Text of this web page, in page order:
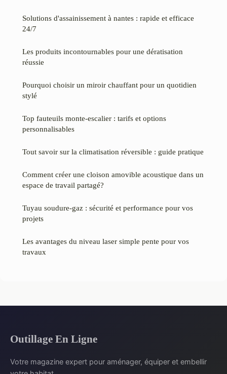
Solutions d'assainissement à nantes : rapide et efficace
24/7
Les produits incontournables pour une dératisation
réussie
Pourquoi choisir un miroir chauffant pour un quotidien
stylé
Top fauteuils monte-escalier : tarifs et options
personnalisables
Tout savoir sur la climatisation réversible : guide pratique
Comment créer une cloison amovible acoustique dans un
espace de travail partagé?
Tuyau soudure-gaz : sécurité et performance pour vos
projets
Les avantages du niveau laser simple pente pour vos
travaux
Outillage En Ligne
Votre magazine expert pour aménager, équiper et embellir